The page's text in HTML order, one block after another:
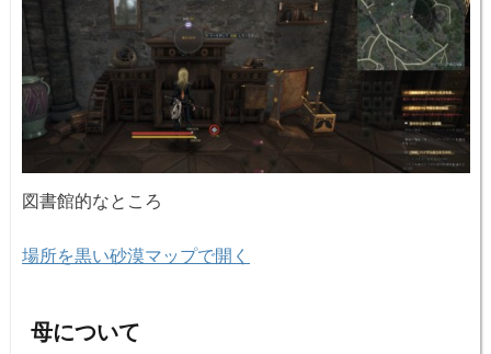
図書館的なところ
場所を黒い砂漠マップで開く
母について